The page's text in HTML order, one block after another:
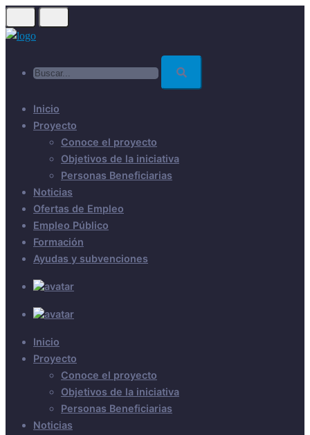
Skip
to
Inicio
Proyecto
Conoce el proyecto
Objetivos de la iniciativa
Personas Beneficiarias
Noticias
Ofertas de Empleo
Empleo Público
Formación
Ayudas y subvenciones
Inicio
Proyecto
Conoce el proyecto
Objetivos de la iniciativa
Personas Beneficiarias
Noticias